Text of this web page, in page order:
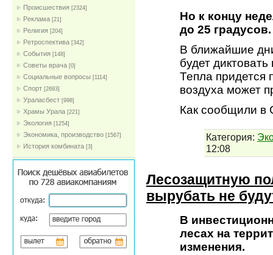
Проиcшествия [2324]
Реклама [21]
Религия [204]
Ретроспектива [342]
События [148]
Советы врача [0]
Социальные вопросы [1114]
Спорт [2693]
Ураласбест [998]
Храмы Урала [221]
Экология [1254]
Экономика, производство [1567]
История комбината [3]
Но к концу
до 25 градусов.
В ближайшие
будет
Тепла придется
воздуха может
Как сообщили в
Категория:
12:08
Лесозащитную
вырубать не
В
лесах на
изменения.